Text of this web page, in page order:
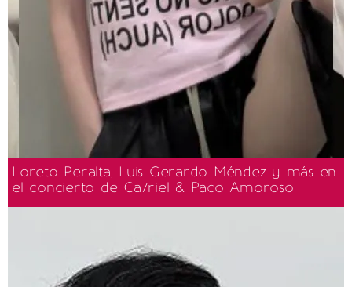
Loreto Peralta, Luis Gerardo Méndez y más en
el concierto de Ca7riel & Paco Amoroso